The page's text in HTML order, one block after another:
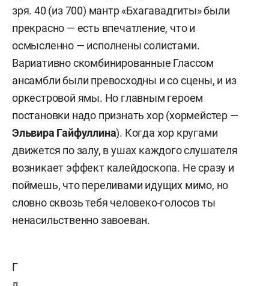
зря. 40 (из 700) мантр «Бхагавадгиты» были
прекрасно — есть впечатление, что и
осмысленно — исполнены солистами.
Вариативно скомбинированные Глассом
ансамбли были превосходны и со сцены, и из
оркестровой ямы. Но главным героем
постановки надо признать хор (хормейстер —
Эльвира Гайфуллина). Когда хор кругами
движется по залу, в ушах каждого слушателя
возникает эффект калейдоскопа. Не сразу и
поймешь, что переливами идущих мимо, но
словно сквозь тебя человеко-голосов ты
ненасильственно завоеван.
Г